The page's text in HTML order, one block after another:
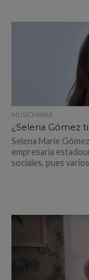
MUSICMANÍA
¿Selena Gómez
Selena Marie
empresaria
sociales, pues